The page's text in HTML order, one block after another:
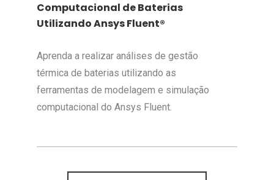
Computacional de Baterias
Utilizando Ansys Fluent®
Aprenda a realizar análises de gestão
térmica de baterias utilizando as
ferramentas de modelagem e simulação
computacional do Ansys Fluent.